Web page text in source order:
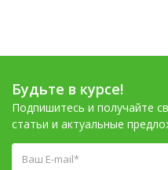
Будьте в курсе!
Подпишитесь и получайте
статьи и актуальные